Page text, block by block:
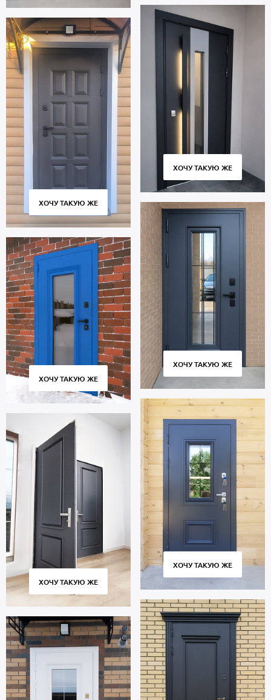
технологии изготовления, точное соответствие размеров и
качественные петли гарантируют плотное прилегание створки к
коробке без провисания и щелей.
Цена указана за стандартный размер 2000х800 мм. Гарантия 5
лет.
Позвоните в отдел продаж или оставьте заявку на сайте, чтобы
купить дверь по габаритам вашего проема. Бесплатный вызов
замерщика. Изготовление от 2 дн. Бережная доставка
собственным транспортом, профессиональный монтаж.
ХОЧУ ТАКУЮ ЖЕ
ХОЧУ ТАКУЮ ЖЕ
ХОЧУ ТАКУЮ ЖЕ
ХОЧУ ТАКУЮ ЖЕ
ХОЧУ ТАКУЮ ЖЕ
ХОЧУ ТАКУЮ ЖЕ